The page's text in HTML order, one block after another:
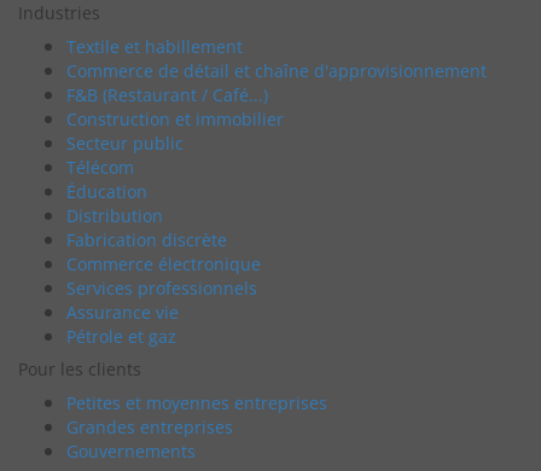
Industries
Textile et habillement
Commerce de détail et chaîne d'approvisionnement
F&B (Restaurant / Café...)
Construction et immobilier
Secteur public
Télécom
Éducation
Distribution
Fabrication discrète
Commerce électronique
Services professionnels
Assurance vie
Pétrole et gaz
Pour les clients
Petites et moyennes entreprises
Grandes entreprises
Gouvernements